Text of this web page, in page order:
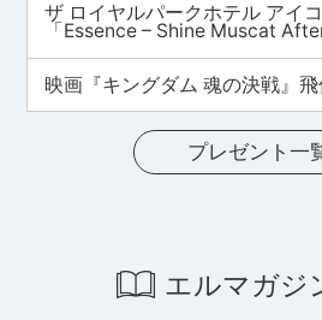
ザ ロイヤルパークホテル アイ
「Essence – Shine Muscat
映画『キングダム 魂の決戦』
プレゼント一
エルマガジ